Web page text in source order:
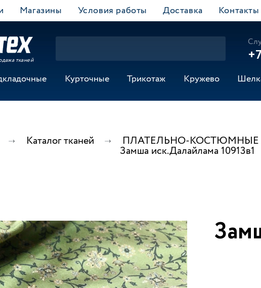
Магазины Условия работы Доставка Контакты
тканей
Курточные Трикотаж Кружево
Каталог тканей ПЛАТЕЛЬНО-КОСТЮМНЫЕ
Замша иск.Далайлама 10913в1